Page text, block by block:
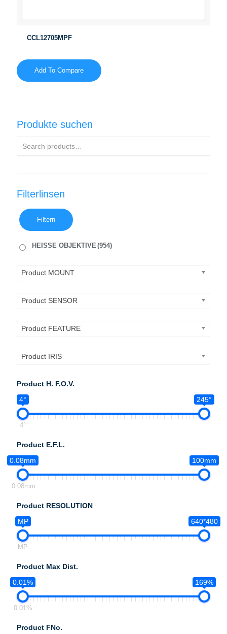
CCL12705MPF
Add To Compare
Produkte suchen
Filterlinsen
Filtern
HEISSE OBJEKTIVE(954)
Product MOUNT
Product SENSOR
Product FEATURE
Product IRIS
Product H. F.O.V.
4°
245°
4°
Product E.F.L.
0.08mm
100mm
0.08mm
Product RESOLUTION
MP
640*480
MP
Product Max Dist.
0.01%
169%
0.01%
Product FNo.